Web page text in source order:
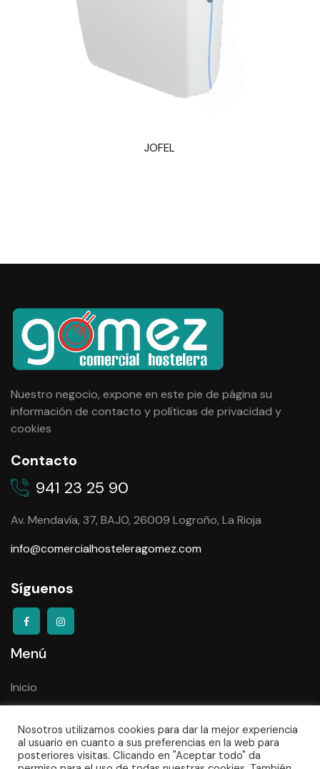
JOFEL
Nuestro negocio, expone en este pie de página su
información de contacto ypolíticas de privacidad y
cookies
Contacto
941 23 25 90
Av. Mendavía, 37, BAJO, 26009 Logroño, La Rioja
info@comercialhosteleragomez.com
Síguenos
Menú
Inicio
Empresa
Contacto
Nosotros utilizamos cookies para dar la mejor experiencia
al usuario en cuanto a sus preferencias en la web para
posteriores visitas. Clicando en "Aceptar todo" da